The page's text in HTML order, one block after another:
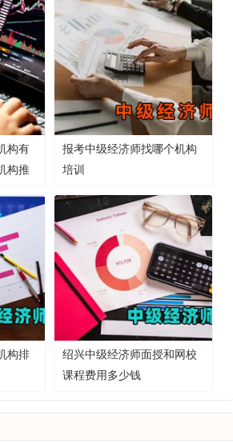
构有
构推
报考中级经济师找哪个机构
培训
构排
绍兴中级经济师面授和网校
课程费用多少钱